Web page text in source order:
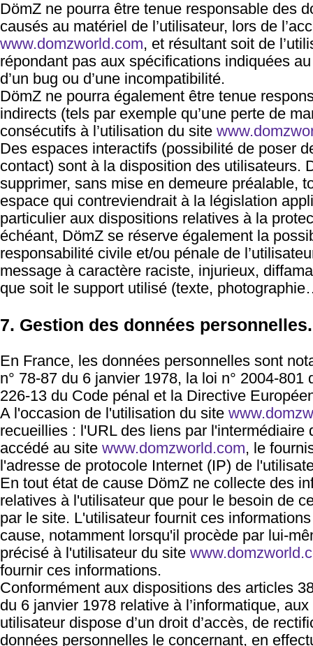
DömZ ne pourra être tenue responsable des
causés au matériel de l’utilisateur, lors de
www.domzworld.com, et résultant soit de
répondant pas aux spécifications indiquées
d’un bug ou d’une incompatibilité.
DömZ ne pourra également être tenue
indirects (tels par exemple qu’une perte de
consécutifs à l’utilisation du site
Des espaces interactifs (possibilité de poser
contact) sont à la disposition des utilisateurs.
supprimer, sans mise en demeure préalable,
espace qui contreviendrait à la législation
particulier aux dispositions relatives à la
échéant, DömZ se réserve également la
responsabilité civile et/ou pénale de
message à caractère raciste, injurieux,
que soit le support utilisé (texte,
7. Gestion des données personnelles.
En France, les données personnelles sont
n° 78-87 du 6 janvier 1978, la loi n° 2004-801
226-13 du Code pénal et la Directive
A l'occasion de l'utilisation du site
recueillies : l'URL des liens par l'intermédiaire
accédé au site www.domzworld.com, le
l'adresse de protocole Internet (IP) de
En tout état de cause DömZ ne collecte des
relatives à l'utilisateur que pour le besoin de
par le site. L'utilisateur fournit ces
cause, notamment lorsqu'il procède par lui-
précisé à l'utilisateur du site
fournir ces informations.
Conformément aux dispositions des articles
du 6 janvier 1978 relative à l’informatique,
utilisateur dispose d’un droit d’accès, de
données personnelles le concernant, en